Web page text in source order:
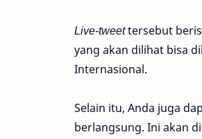
Live-tweettersebut
yang akan dilihat bisa
Internasional.
Selain itu, Anda juga
berlangsung. Ini akan